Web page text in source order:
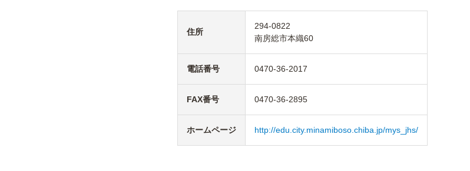
住所
294-0822
南房総市本織60
電話番号 0470-36-2017
FAX番号 0470-36-2895
ホームページ http://edu.city.minamiboso.chiba.jp/mys_jhs/